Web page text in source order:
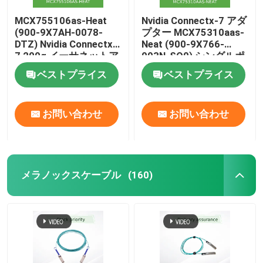
MCX755106as-Heat
(900-9X7AH-0078-
DTZ) Nvidia Connectx-
7 200g イーサネットア
ダプター、デュアルポ
ート ベストプライス
お問い合わせ
Nvidia Connectx-7 アダ
プター MCX75310aas-
Neat (900-9X766-
003N-SQ0) シングルポ
ート OSfp インフィニ
バンド: Ndr 400GB/S
(デフォルト速度) イー
サネット: 400gbe
ベストプライス
お問い合わせ
メラノックスケーブル (160)